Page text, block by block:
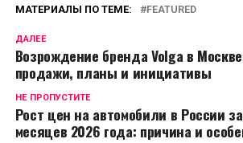
МАТЕРИАЛЫ ПО ТЕМЕ: FEATURED
ДАЛЕЕ
Возрождение бренда Volga в
продажи, планы и инициативы
НЕ ПРОПУСТИТЕ
Рост цен на автомобили в России
месяцев 2026 года: причина и